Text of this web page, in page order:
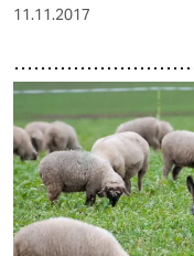
11.11.2017